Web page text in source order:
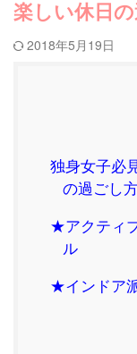
楽しい休日
2018年5月19日
独身女子必
の過ごし方
★アクティ
ル
★インドア